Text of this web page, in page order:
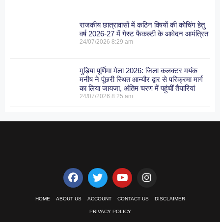
राजकीय छात्रावासों में कठिन विषयों की कोचिंग हेतु
वर्ष 2026-27 में गेस्ट फैकल्टी के आवेदन आमंत्रित
24/07/20268:29 am
मुड़िया पूर्णिमा मेला 2026: जिला कलक्टर मयंक
मनीष ने पूंछरी स्थित आन्यौर द्वार से परिक्रमा मार्ग
का लिया जायजा, अंतिम चरण में पहुंचीं तैयारियां
24/07/20268:25 am
HOME ABOUT US ACCOUNT CONTACT US DISCLAIMER
PRIVACY POLICY